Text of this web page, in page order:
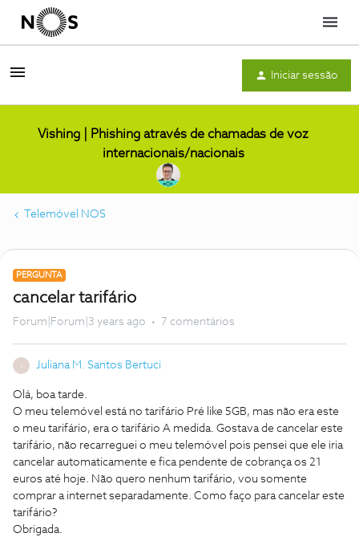
Menu
Iniciar sessão
Vishing | Phishing através de chamadas de voz
internacionais/nacionais
Telemóvel NOS
PERGUNTA
cancelar tarifário
Forum|Forum|3 years ago 7 comentários
Juliana M. Santos Bertuci
Olá, boa tarde.
O meu telemóvel está no tarifário Pré like 5GB, mas não era este
o meu tarifário, era o tarifário A medida. Gostava de cancelar este
tarifário, não recarreguei o meu telemóvel pois pensei que ele iria
cancelar automaticamente e fica pendente de cobrança os 21
euros até hoje. Não quero nenhum tarifário, vou somente
comprar a internet separadamente. Como faço para cancelar este
tarifário?
Obrigada.